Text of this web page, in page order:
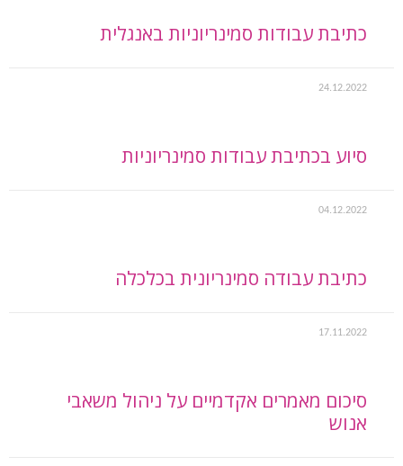
כתיבת עבודות סמינריוניות באנגלית
24.12.2022
סיוע בכתיבת עבודות סמינריוניות
04.12.2022
כתיבת עבודה סמינריונית בכלכלה
17.11.2022
סיכום מאמרים אקדמיים על ניהול משאבי
אנוש